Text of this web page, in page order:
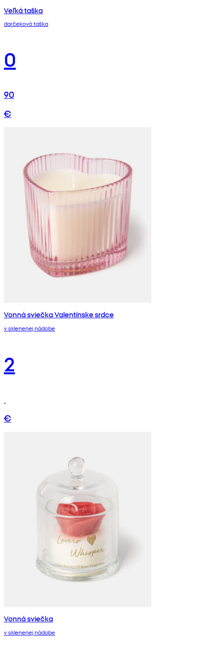
Veľká taška
darčeková taška
0
90
€
Vonná sviečka Valentínske srdce
v sklenenej nádobe
2
€
Vonná sviečka
v sklenenej nádobe